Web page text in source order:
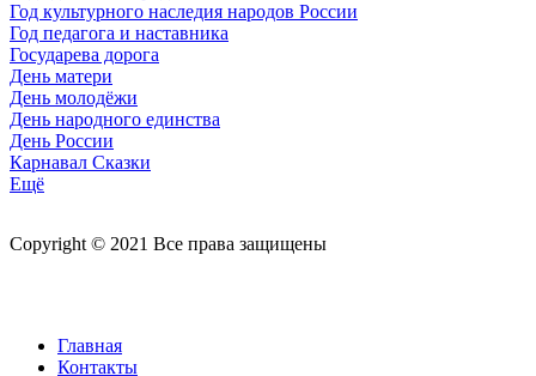
Год культурного наследия народов России
Год педагога и наставника
Государева дорога
День матери
День молодёжи
День народного единства
День России
Карнавал Сказки
Ещё
Copyright © 2021 Все права защищены
Главная
Контакты